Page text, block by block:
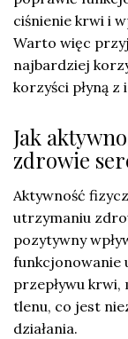
ciśnienie krwi i
Warto więc
najbardziej
korzyści płyną
Jak
zdrowie
Aktywność
utrzymaniu
pozytywny
funkcjonowanie
przepływu
tlenu, co jest
działania.